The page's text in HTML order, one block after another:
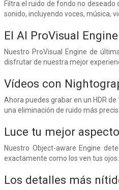
Filtra el ruido de fondo no
sonido, incluyendo voces, música,
El AI ProVisual
Nuestro ProVisual Engine de
disfrutar de nuestra mejor
Vídeos con
Ahora puedes grabar en un HDR
una eliminación de ruido más
Luce tu mejor
Nuestro Object-aware Engine
exactamente como los ven tus ojos.
Los detalles más